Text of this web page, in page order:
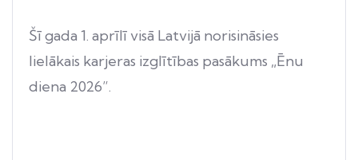
Šī gada 1. aprīlī visā Latvijā norisināsies
lielākais karjeras izglītības pasākums „Ēnu
diena 2026”.